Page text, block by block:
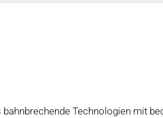
Technologien mit